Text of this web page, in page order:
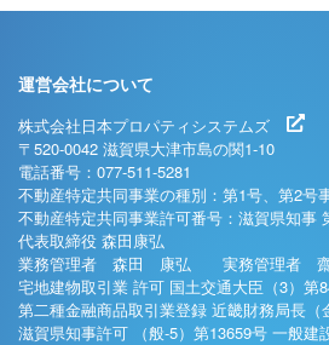
運営会社について
株式会社日本プロパティシステムズ
〒520-0042 滋賀県大津市島の関1-10
電話番号：077-511-5281
不動産特定共同事業の種別：第1号、第2号
不動産特定共同事業許可番号：滋賀県知事
代表取締役 森田康弘
業務管理者 森田 康弘 実務管理者 齋
宅地建物取引業 許可 国土交通大臣（3）第
第二種金融商品取引業登録 近畿財務局長（
滋賀県知事許可 （般-5）第13659号 一般建